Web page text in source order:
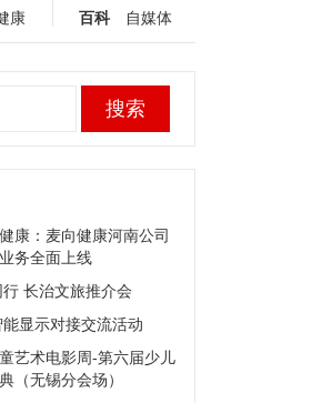
康
百科
自媒体
康：麦向健康河南公司
务全面上线
长治文旅推介会
显示对接交流活动
艺术电影周-第六届少儿
（无锡分会场）